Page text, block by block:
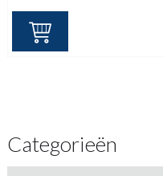
Categorieën